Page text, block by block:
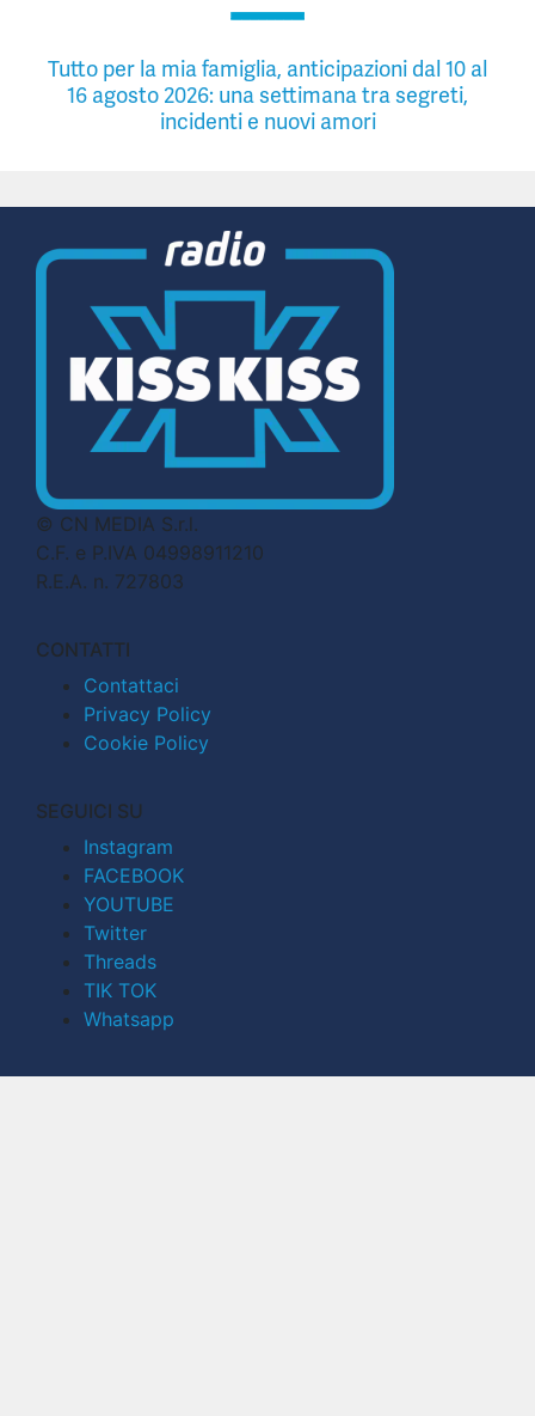
Tutto per la mia famiglia, anticipazioni dal 10 al
16 agosto 2026: una settimana tra segreti,
incidenti e nuovi amori
© CN MEDIA S.r.l.
C.F. e P.IVA 04998911210
R.E.A. n. 727803
CONTATTI
Contattaci
Privacy Policy
Cookie Policy
SEGUICI SU
Instagram
FACEBOOK
YOUTUBE
Twitter
Threads
TIK TOK
Whatsapp